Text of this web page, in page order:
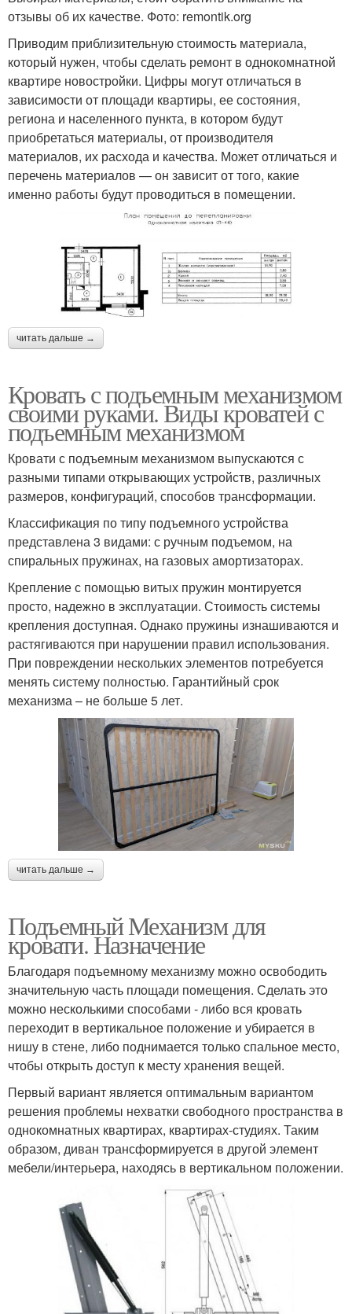
отзывы об их качестве. Фото: remontik.org
Приводим приблизительную стоимость материала,
который нужен, чтобы сделать ремонт в однокомнатной
квартире новостройки. Цифры могут отличаться в
зависимости от площади квартиры, ее состояния,
региона и населенного пункта, в котором будут
приобретаться материалы, от производителя
материалов, их расхода и качества. Может отличаться и
перечень материалов — он зависит от того, какие
именно работы будут проводиться в помещении.
читать дальше →
Кровать с подъемным механизмом
своими руками. Виды кроватей с
подъемным механизмом
Кровати с подъемным механизмом выпускаются с
разными типами открывающих устройств, различных
размеров, конфигураций, способов трансформации.
Классификация по типу подъемного устройства
представлена 3 видами: с ручным подъемом, на
спиральных пружинах, на газовых амортизаторах.
Крепление с помощью витых пружин монтируется
просто, надежно в эксплуатации. Стоимость системы
крепления доступная. Однако пружины изнашиваются и
растягиваются при нарушении правил использования.
При повреждении нескольких элементов потребуется
менять систему полностью. Гарантийный срок
механизма – не больше 5 лет.
читать дальше →
Подъемный Механизм для
кровати. Назначение
Благодаря подъемному механизму можно освободить
значительную часть площади помещения. Сделать это
можно несколькими способами - либо вся кровать
переходит в вертикальное положение и убирается в
нишу в стене, либо поднимается только спальное место,
чтобы открыть доступ к месту хранения вещей.
Первый вариант является оптимальным вариантом
решения проблемы нехватки свободного пространства в
однокомнатных квартирах, квартирах-студиях. Таким
образом, диван трансформируется в другой элемент
мебели/интерьера, находясь в вертикальном положении.